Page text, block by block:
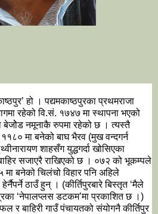
हो । पद्यमकाष्ठपुरका प्रथमराजा
रहेको वि.सं. १७४७ मा स्थापना भएको
बेजोेड नमूनाकै रुपमा रहेको छ । त्यस्तै
मा बनेको बाघ भैरव (मुख वन्दगर्न
शाहसँग युद्धगर्दा खोसिएका
सजाएरै राखिएको छ । ०७२ को भूकम्पले
बनेको चिलंचो विहार पनि अहिले
ठाउँ हुन् । (कीर्तिपुरबारे बिस्तृत ‘मैले
‘नेपालप्लस डटकम’मा प्रकाशित छ ।)
र बाहिरी गाउँ पंचायतको संयोगनै कीर्तिपुर